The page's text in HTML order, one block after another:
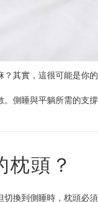
其實，這很可能是你
側睡與平躺所需的支
頭？
換到側睡時，枕頭必